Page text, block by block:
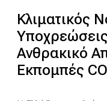
Κλιματικός
Ανθρακικό
Εκπομπές